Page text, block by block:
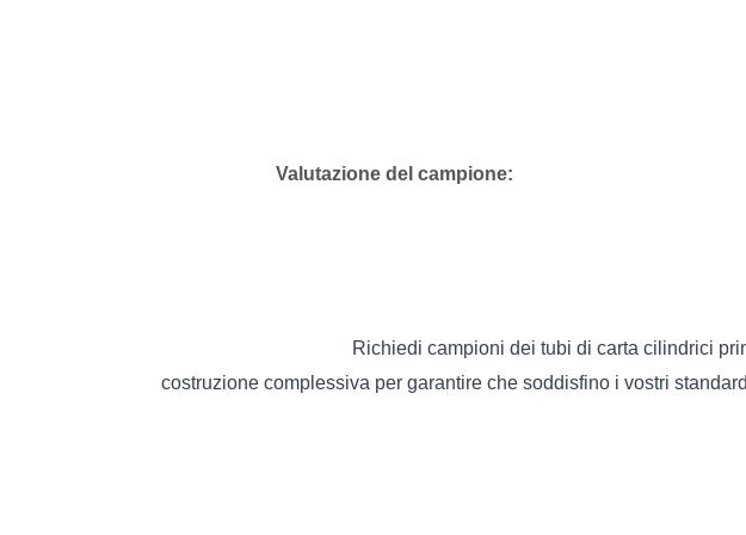
Valutazione del campione:
Richiedi campioni dei tubi di carta cilindrici
costruzione complessiva per garantire che soddisfino i vostri